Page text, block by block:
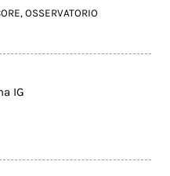
,OSSERVATORIO
IG